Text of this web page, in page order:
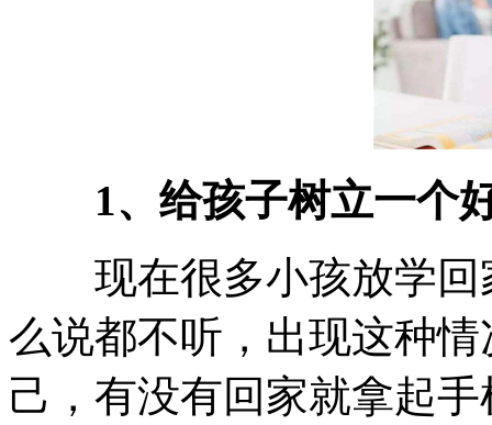
1、给孩子树立一个
现在很多小孩放学回
么说都不听，出现这种
己，有没有回家就拿起